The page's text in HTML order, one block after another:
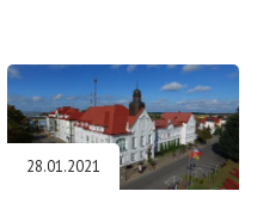
28.01.2021